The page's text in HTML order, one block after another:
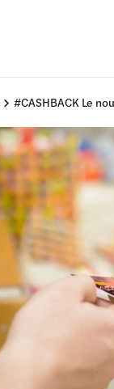
#CASHBACK Le